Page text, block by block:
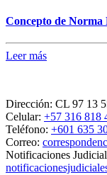
Concepto de Norma
Leer más
Dirección: CL 97 13
Celular: +57 316 818
Teléfono: +601 635
Correo:
Notificaciones